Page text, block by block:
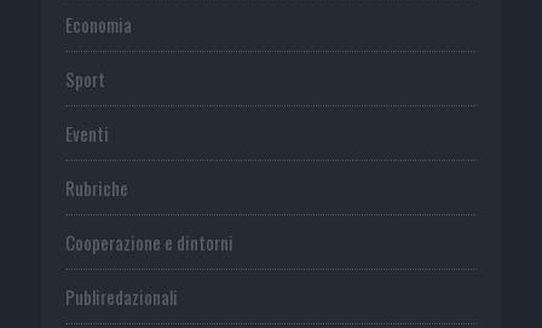
Economia
Sport
Eventi
Rubriche
Cooperazione e dintorni
Publiredazionali